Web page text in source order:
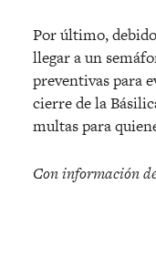
Por último,
llegar a un
preventivas para
cierre de la
multas para
Con información